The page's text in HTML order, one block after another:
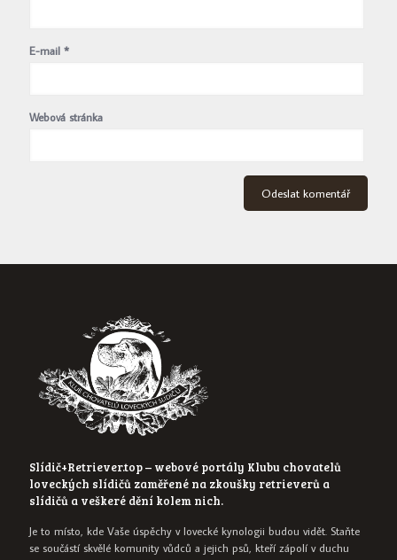
E-mail *
Webová stránka
Slídič+Retriever.top – webové portály Klubu chovatelů
loveckých slídičů zaměřené na zkoušky retrieverů a
slídičů a veškeré dění kolem nich.
Je to místo, kde Vaše úspěchy v lovecké kynologii budou vidět. Staňte
se součástí skvělé komunity vůdců a jejich psů, kteří zápolí v duchu